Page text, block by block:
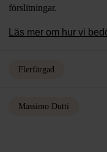
förslitningar.
Läs mer om hur vi
Flerfärgad
Massimo Dutti